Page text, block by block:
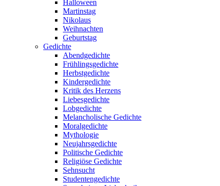
Halloween
Martinstag
Nikolaus
Weihnachten
Geburtstag
Gedichte
Abendgedichte
Frühlingsgedichte
Herbstgedichte
Kindergedichte
Kritik des Herzens
Liebesgedichte
Lobgedichte
Melancholische Gedichte
Moralgedichte
Mythologie
Neujahrsgedichte
Politische Gedichte
Religiöse Gedichte
Sehnsucht
Studentengedichte